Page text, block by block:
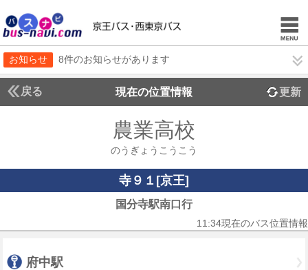
お知らせ 8件のお知らせがあります
戻る 現在の位置情報 更新
農業高校
のうぎょうこうこう
寺９１[京王]
国分寺駅南口行
11:34現在のバス位置情報
府中駅